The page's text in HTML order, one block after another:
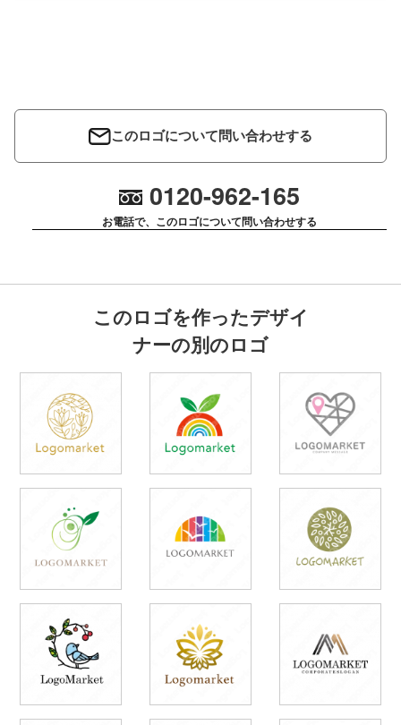
このロゴについて問い合わせする
0120-962-165
お電話で、このロゴについて問い合わせする
このロゴを作ったデザイ
ナーの別のロゴ